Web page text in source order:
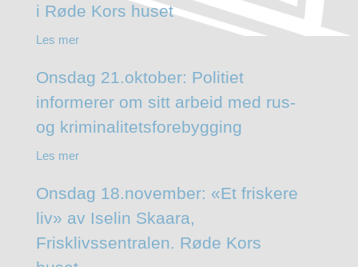
i Røde Kors huset
Les mer
Onsdag 21.oktober: Politiet
informerer om sitt arbeid med rus-
og kriminalitetsforebygging
Les mer
Onsdag 18.november: «Et friskere
liv» av Iselin Skaara,
Frisklivssentralen. Røde Kors